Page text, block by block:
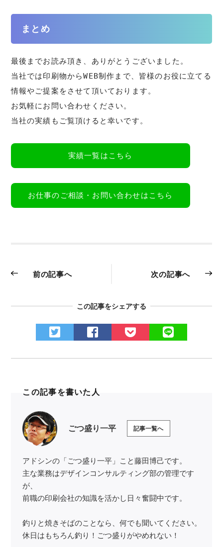
まとめ
最後までお読み頂き、ありがとうございました。
当社では印刷物からWEB制作まで、皆様のお役に立てる
情報やご提案をさせて頂いております。
お気軽にお問い合わせください。
当社の実績もご覧頂けると幸いです。
実績一覧はこちら
お仕事のご相談・お問い合わせはこちら
前の記事へ 次の記事へ
この記事をシェアする
この記事を書いた人
ごつ盛り一平 記事一覧へ
アドシンの「ごつ盛り一平」こと藤田博己です。
主な業務はデザインコンサルティング部の管理です
が、
前職の印刷会社の知識を活かし日々奮闘中です。
釣りと焼きそばのことなら、何でも聞いてください。
休日はもちろん釣り！ごつ盛りがやめれない！